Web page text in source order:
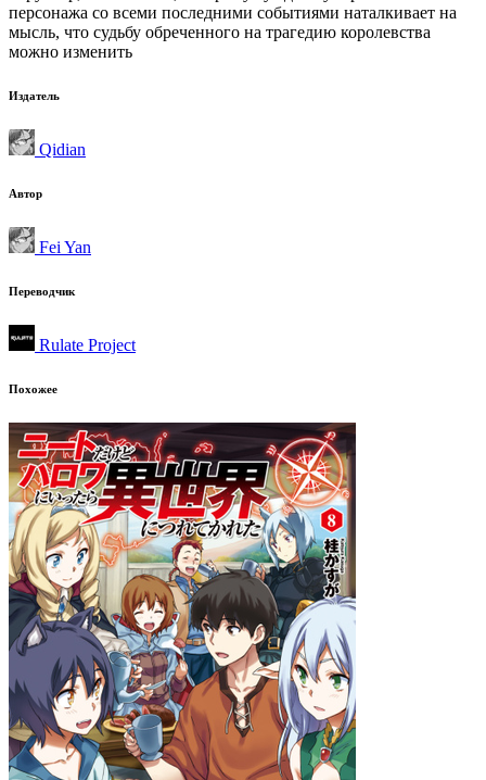
персонажа со всеми последними событиями наталкивает на
мысль, что судьбу обреченного на трагедию королевства
можно изменить
Издатель
Qidian
Автор
Fei Yan
Переводчик
Rulate Project
Похожее